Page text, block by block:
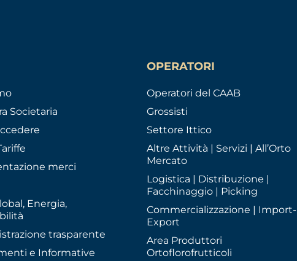
Societaria
merci
Energia,
trasparente
e Informative
OPERATORI
Operatori del CAAB
Grossisti
Settore Ittico
Altre Attività | Servizi | All’Orto
Mercato
Logistica | Distribuzione |
Facchinaggio | Picking
Commercializzazione | Import-
Export
Area Produttori
Ortoflorofrutticoli